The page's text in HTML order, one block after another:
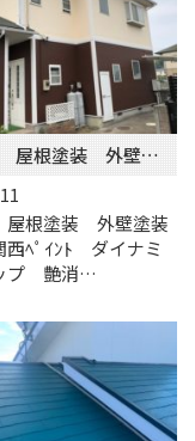
松山市 屋根塗装 外壁塗装
根塗装 外壁塗装
ﾍﾟｲﾝﾄ ダイナミ
プ 艶消…